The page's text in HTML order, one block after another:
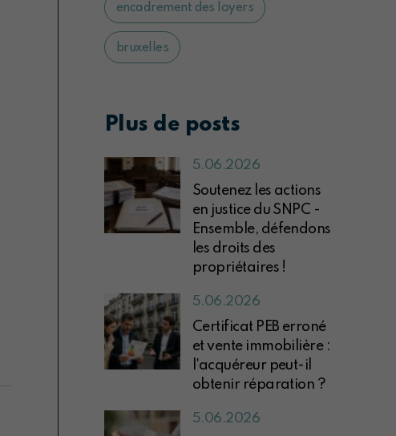
encadrement des loyers
bruxelles
Plus de posts
5.06.2026
Soutenez les actions
en justice du SNPC -
Ensemble, défendons
les droits des
propriétaires !
5.06.2026
Certificat PEB erroné
et vente immobilière :
l'acquéreur peut-il
obtenir réparation ?
5.06.2026